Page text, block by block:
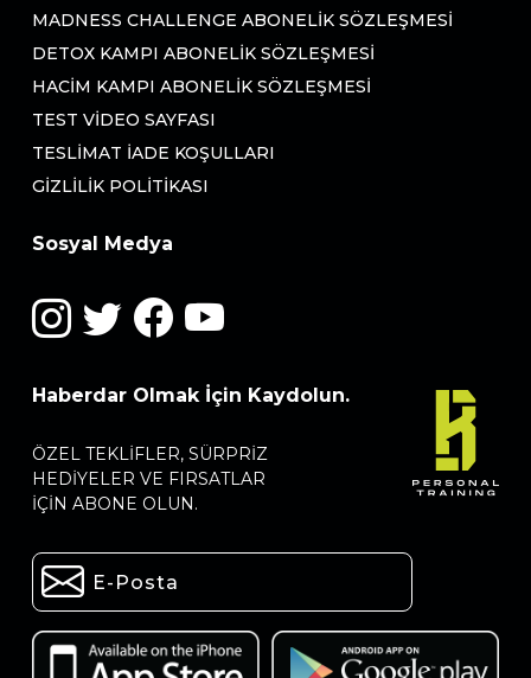
MADNESS CHALLENGE ABONELIK SÖZLEŞMESI
DETOX KAMPI ABONELIK SÖZLEŞMESI
HACIM KAMPI ABONELIK SÖZLEŞMESI
TEST VIDEO SAYFASI
TESLIMAT İADE KOŞULLARI
GIZLILIK POLITIKASI
Sosyal Medya
Haberdar Olmak İçin Kaydolun.
ÖZEL TEKLIFLER, SÜRPRIZ
HEDIYELER VE FIRSATLAR
IÇIN ABONE OLUN.